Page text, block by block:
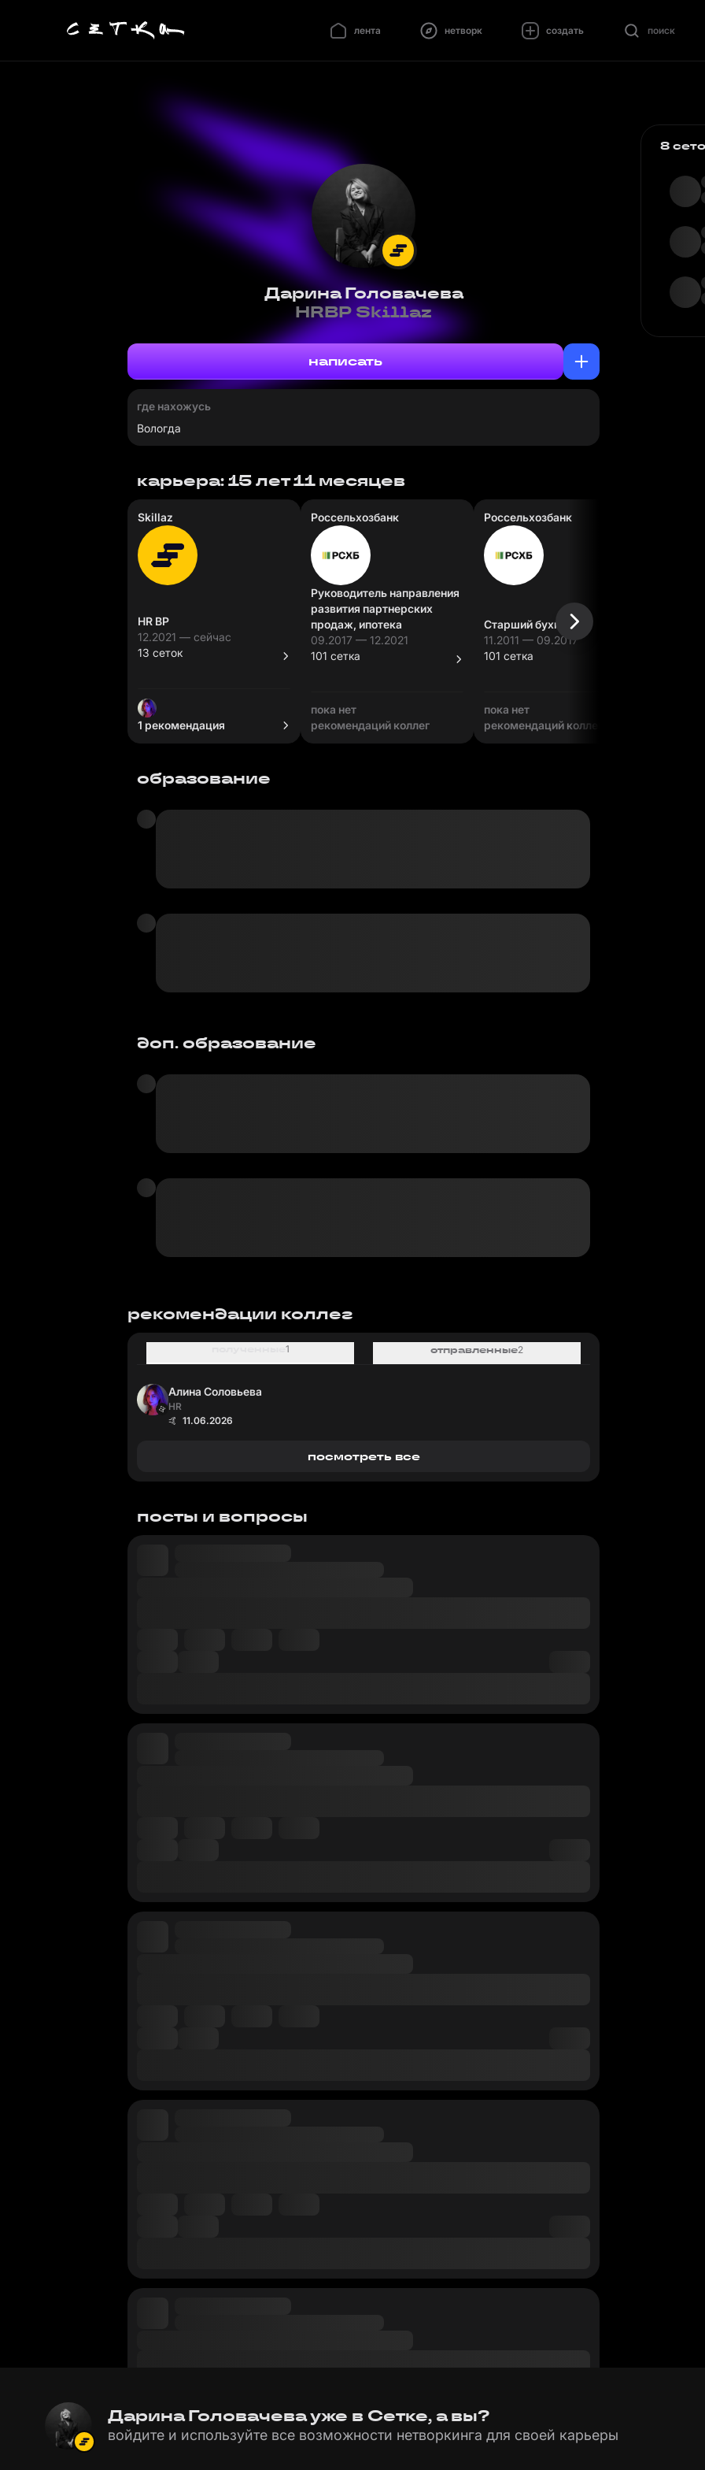
лента нетворк создать поиск
Дарина Головачева
HRBP Skillaz
написать
где нахожусь
Вологда
карьера: 15 лет 11 месяцев
Skillaz
HR BP
12.2021 — сейчас
13 сеток
1 рекомендация
Россельхозбанк
Руководитель направления
развития партнерских
продаж, ипотека
09.2017 — 12.2021
101 сетка
пока нет
рекомендаций коллег
Россельхозбанк
Старший бухгалтер
11.2011 — 09.2017
101 сетка
пока нет
рекомендаций коллег
образование
доп. образование
рекомендации коллег
1 отправленные2
Алина Соловьева
HR
🤙 11.06.2026
посмотреть все
посты и вопросы
8
Дарина Головачева уже в Сетке, а вы?
войдите и используйте все возможности нетворкинга для своей карьеры